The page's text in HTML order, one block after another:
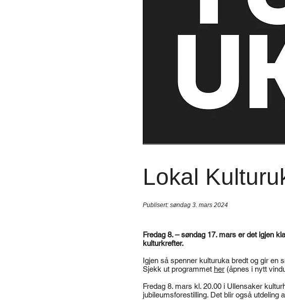
Lokal
Publisert: søndag 3. mars 2024
Fredag 8. – søndag 17. mars er det igjen
kulturkrefter.
Igjen så spenner kulturuka bredt og gir en
Sjekk ut programmet her (åpnes i nytt
Fredag 8. mars kl. 20.00 i Ullensaker
jubileumsforestilling. Det blir også